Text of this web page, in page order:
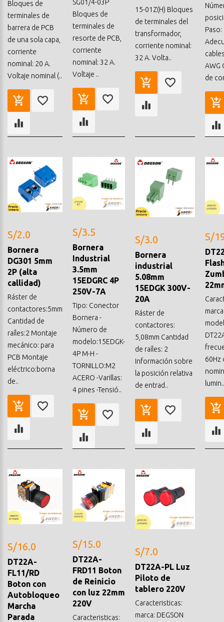
Bloques de
terminales de
barrera de PCB
de una sola capa,
corriente
nominal: 20 A.
Voltaje nominal (..
SG01/4-03P
Bloques de
terminales de
resorte de PCB,
corriente
nominal: 32 A.
Voltaje ..
15-01Z(H) Bloques
de terminales del
transformador,
corriente nominal:
32 A. Volta..
Paso:
AWG
de
S/2.0
Bornera
DG301 5mm
2P (alta
callidad)
Ráster de
contactores:5mm
Cantidad de
raíles:2 Montaje
mecánico: para
PCB Montaje
eléctrico:borna
de..
S/3.5
Bornera
Industrial
3.5mm
15EDGRC 4P
250V-7A
Tipo: Conector
Bornera -
Número de
modelo:15EDGK-
4P M-H -
TORNILLO:M2
ACERO -Varillas:
4 pines -Tensió..
S/3.0
Bornera
industrial
5.08mm
15EDGK 300V-
20A
Ráster de
contactores:
5,08mm Cantidad
de raíles: 2
Información sobre
la posición relativa
de entrad..
S/
60Hz
lumin..
S/16.0
DT22A-
FL11/RD
Boton con
Autobloqueo
Marcha
Parada
S/15.0
DT22A-
FRD11 Boton
de Reinicio
con luz 22mm
220V
Caracteristicas:
S/7.0
DT22A-PL Luz
Piloto de
tablero 220V
Caracteristicas:
marca: DEGSON